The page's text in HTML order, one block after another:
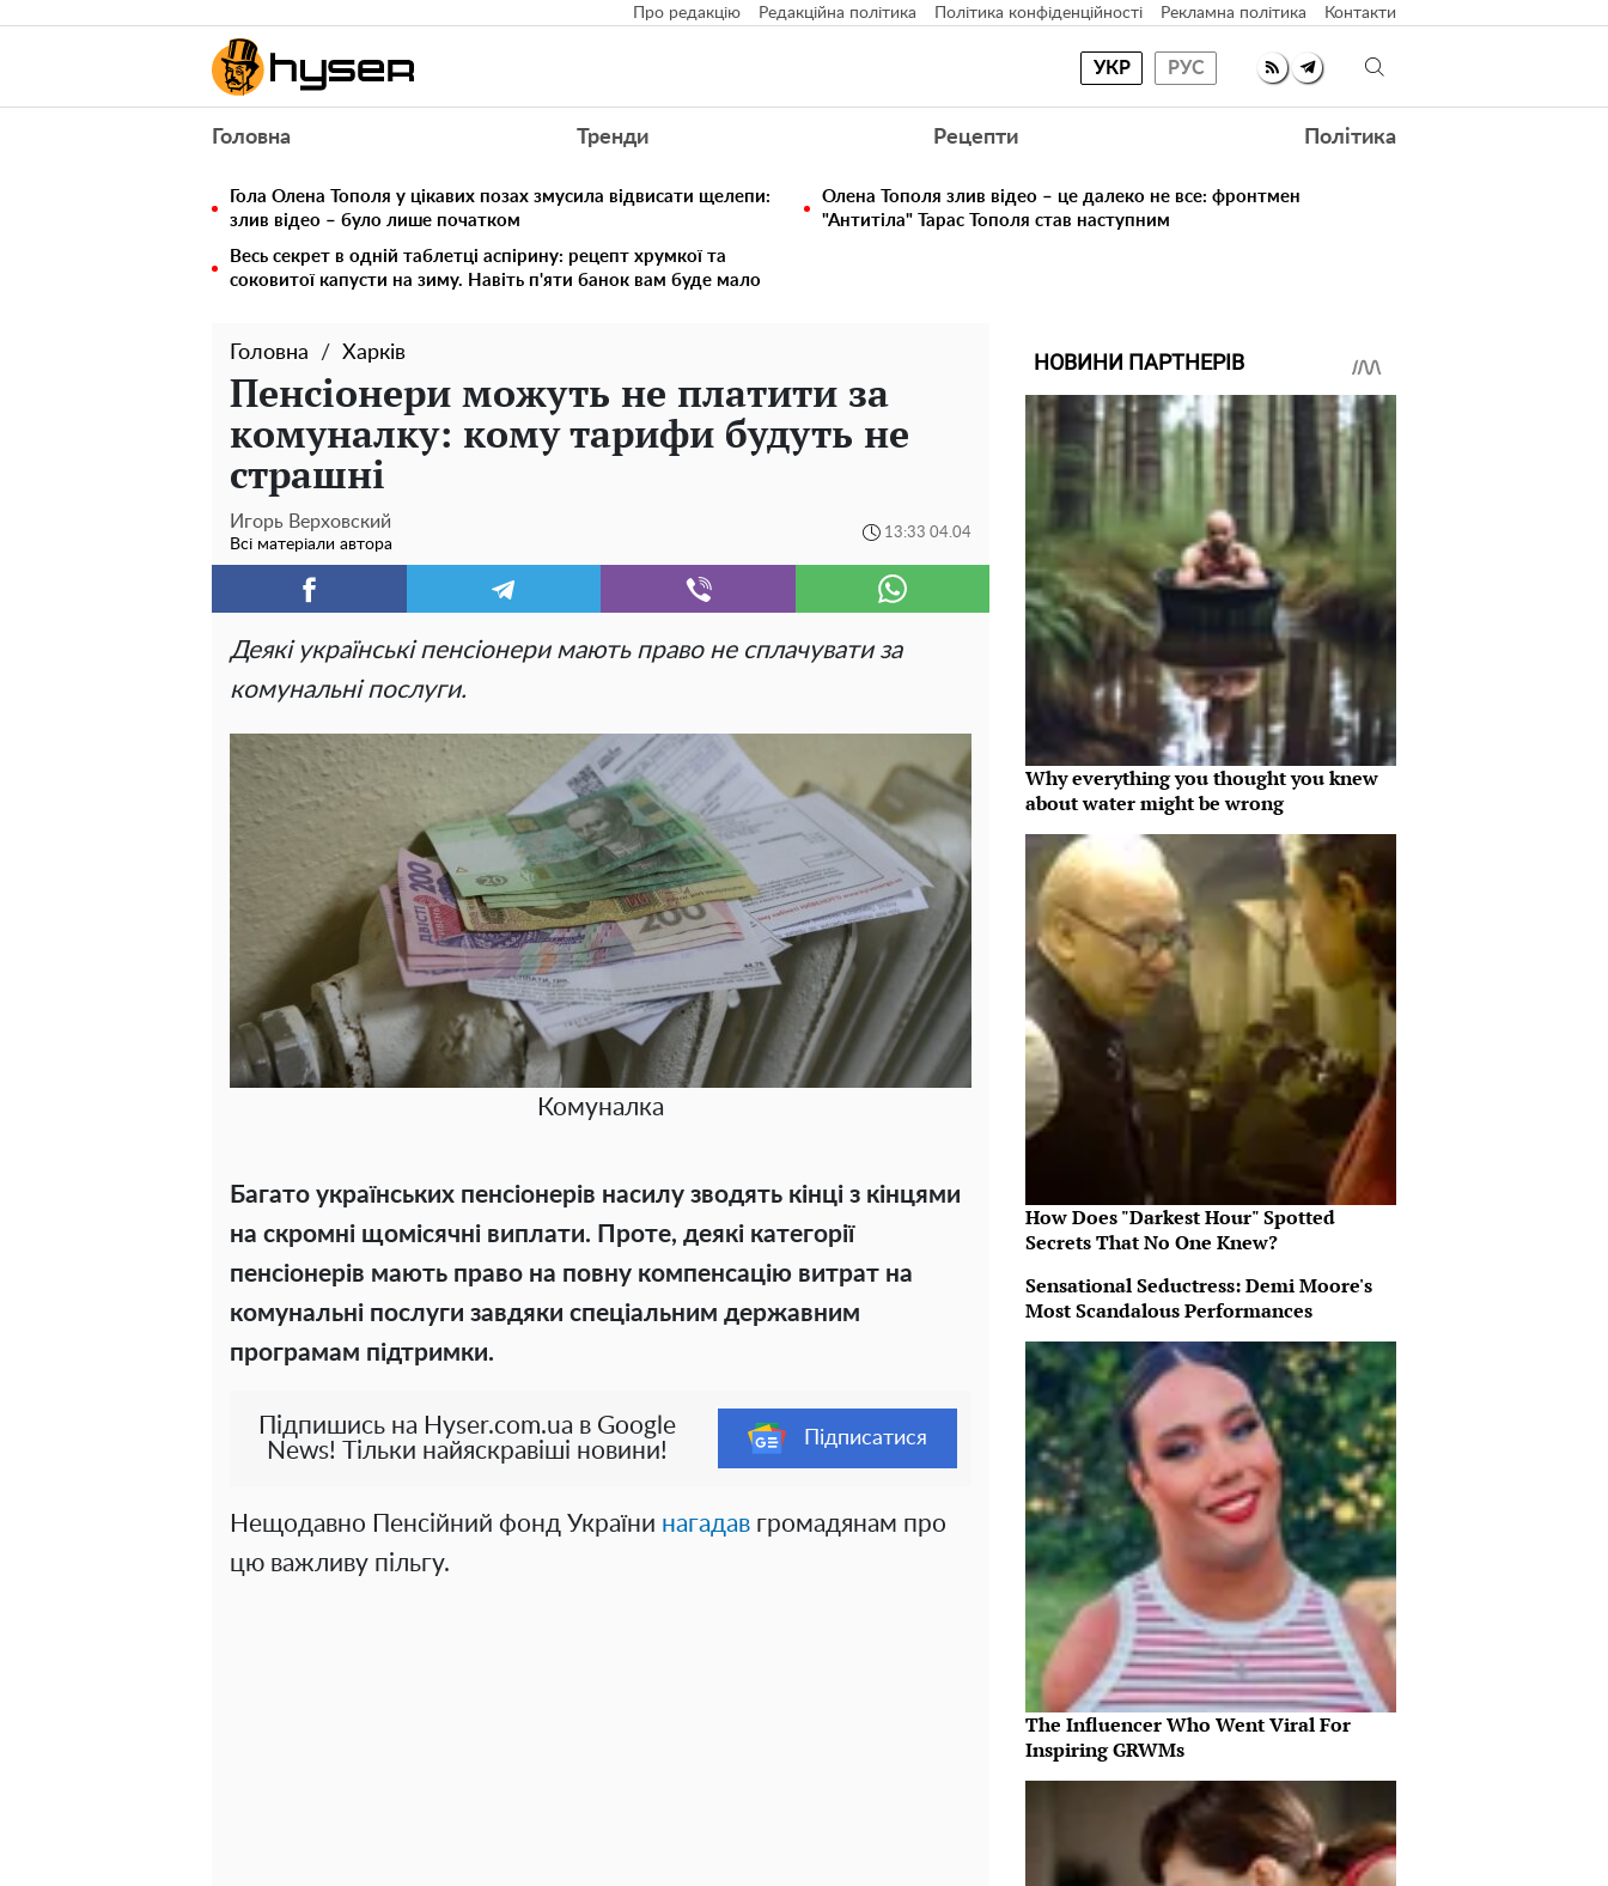
Про редакцію Редакційна політика Політика конфіденційності Рекламна політика Контакти
УКР РУС
Головна Тренди Рецепти Політика
Гола Олена Тополя у цікавих позах змусила відвисати щелепи:
злив відео – було лише початком
Олена Тополя злив відео – це далеко не все: фронтмен
"Антитіла" Тарас Тополя став наступним
Весь секрет в одній таблетці аспірину: рецепт хрумкої та
соковитої капусти на зиму. Навіть п'яти банок вам буде мало
Головна Харків
Пенсіонери можуть не платити за
комуналку: кому тарифи будуть не
страшні
Игорь Верховский
Всі матеріали автора
13:33 04.04
Деякі українські пенсіонери мають право не сплачувати за
комунальні послуги.
Комуналка
Багато українських пенсіонерів насилу зводять кінці з кінцями
на скромні щомісячні виплати. Проте, деякі категорії
пенсіонерів мають право на повну компенсацію витрат на
комунальні послуги завдяки спеціальним державним
програмам підтримки.
Підпишись на Hyser.com.ua в Google
News! Тільки найяскравіші новини!
Підписатися
Нещодавно Пенсійний фонд України нагадав громадянам про
цю важливу пільгу.
НОВИНИ ПАРТНЕРІВ
Why everything you thought you knew
about water might be wrong
How Does "Darkest Hour" Spotted
Secrets That No One Knew?
Sensational Seductress: Demi Moore's
Most Scandalous Performances
The Influencer Who Went Viral For
Inspiring GRWMs